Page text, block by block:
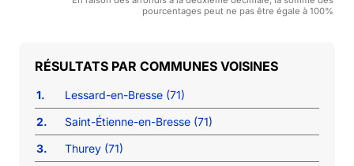
pourcentages peut ne pas être égale à 100%
COMMUNES VOISINES
1.
Lessard-en-Bresse (71)
2.
Saint-Étienne-en-Bresse (71)
3.
Thurey (71)